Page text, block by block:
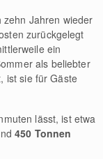
Jahren wieder
zurückgelegt
ein
als beliebter
ist sie für Gäste
lässt, ist etwa
450 Tonnen